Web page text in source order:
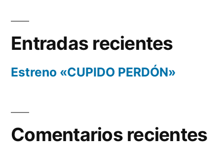
Entradas recientes
Estreno «CUPIDO PERDÓN»
Comentarios recientes